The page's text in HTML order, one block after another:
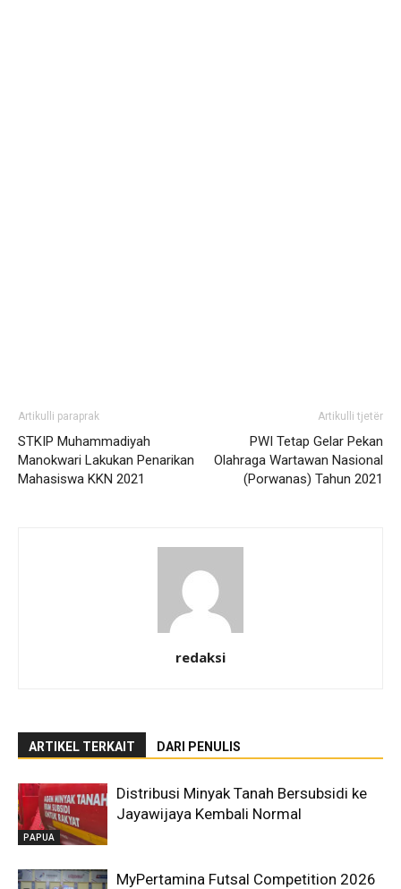
Artikulli paraprak
STKIP Muhammadiyah
Manokwari Lakukan Penarikan
Mahasiswa KKN 2021
Artikulli tjetër
PWI Tetap Gelar Pekan
Olahraga Wartawan Nasional
(Porwanas) Tahun 2021
redaksi
ARTIKEL TERKAIT DARI PENULIS
PAPUA
Distribusi Minyak Tanah Bersubsidi ke
Jayawijaya Kembali Normal
MyPertamina Futsal Competition 2026